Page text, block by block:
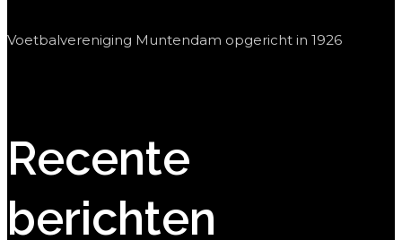
Voetbalvereniging Muntendam opgericht in 1926
Recente
berichten